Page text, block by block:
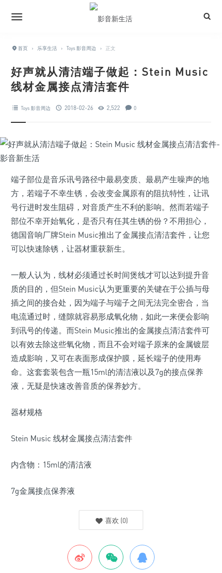
首页 › 乐享生活 › Toys 影音周边 › 正文
好声就从清洁端子做起：Stein Music
线材金属接点清洁套件
Toys 影音周边 2018-02-26 2,522 0
端子部位是音乐讯号路径中最易变质、最易产生噪声的地
方，若端子不幸生锈，会改变金属原有的阻抗特性，让讯
号行进时发生阻碍，对音质产生不利的影响。然而若端子
部位不幸开始氧化，是否只有任其生锈的份？不用担心，
德国音响厂牌Stein Music推出了金属接点清洁套件，让您
可以快速除锈，让器材重获新生。
一般人认为，线材必须通过长时间煲线才可以达到提升音
质的目的，但Stein Music认为更重要的关键在于公插与母
插之间的接合处，因为端子与端子之间无法完全密合，当
电流通过时，缝隙就容易形成氧化物，如此一来便会影响
到讯号的传递。而Stein Music推出的金属接点清洁套件可
以有效去除这些氧化物，而且不会对端子原来的金属镀层
造成影响，又可在表面形成保护膜，延长端子的使用寿
命。这套套装包含一瓶15ml的清洁液以及7g的接点保养
液，无疑是快速改善音质的保养妙方。
器材规格
Stein Music 线材金属接点清洁套件
内含物：15ml的清洁液
7g金属接点保养液
喜欢 (0)